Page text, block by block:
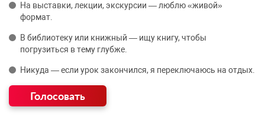
На выставки, лекции, экскурсии — люблю «живой»
формат.
В библиотеку или книжный — ищу книгу, чтобы
погрузиться в тему глубже.
Никуда — если урок закончился, я переключаюсь на отдых.